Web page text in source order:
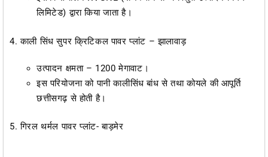
लिमिटेड) द्वारा किया जाता है।
4. काली सिंध सुपर क्रिटिकल पावर प्लांट – झालावाड़
उत्पादन क्षमता – 1200 मेगावाट।
इस परियोजना को पानी कालीसिंध बांध से तथा कोयले की आपूर्ति
छत्तीसगढ़ से होती है।
5. गिरल थर्मल पावर प्लांट- बाड़मेर